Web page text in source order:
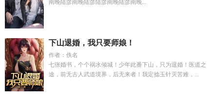
南晚陆彦南晚陆彦陆彦南晚陆彦南晚...
下山退婚，我只要师娘！
作者：佚名
七张婚书，个个祸水倾城！少年此番下山，只为退婚！医道之
途，前无古人武道境界，后无来者！我定捻玉针灭苦难，...